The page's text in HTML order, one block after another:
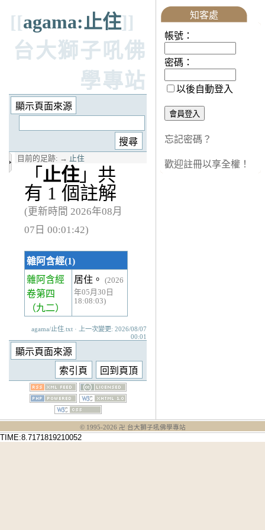
[[agama:止住]]
台大獅子吼佛
學專站
目前的足跡: → 止住
「 止住」共
有 1 個註解
(更新時間 2026年08月
07日 00:01:42)
雜阿含經(1)
雜阿含經
卷第四
（九二）
居住。
(2026
年05月30日
18:08:03)
agama/止住.txt · 上一次變更: 2026/08/07
00:01
知客處
帳號：
密碼：
以後自動登入
忘記密碼？
歡迎註冊以享全權！
© 1995-2026 卍 台大獅子吼佛學專站
TIME:8.7171819210052